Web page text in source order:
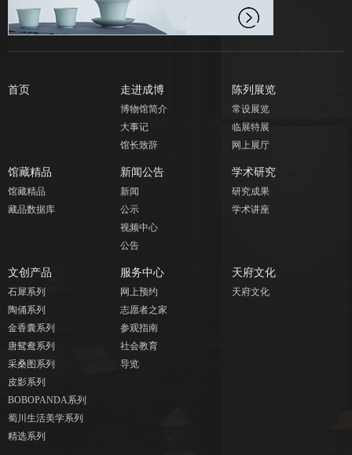
首页 走进成博
博物馆简介
大事记
馆长致辞
陈列展览
常设展览
临展特展
网上展厅
馆藏精品
馆藏精品
藏品数据库
新闻公告
新闻
公示
视频中心
公告
学术研究
研究成果
学术讲座
文创产品
石犀系列
陶俑系列
金香囊系列
唐鸳鸯系列
采桑图系列
皮影系列
BOBOPANDA系列
蜀川生活美学系列
精选系列
服务中心
网上预约
志愿者之家
参观指南
社会教育
导览
天府文化
天府文化